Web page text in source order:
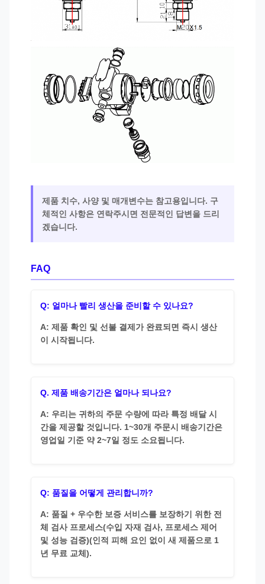
제품 치수, 사양 및 매개변수는 참고용입니다. 구
체적인 사항은 연락주시면 전문적인 답변을 드리
겠습니다.
FAQ
Q: 얼마나 빨리 생산을 준비할 수 있나요?
A: 제품 확인 및 선불 결제가 완료되면 즉시 생산
이 시작됩니다.
Q. 제품 배송기간은 얼마나 되나요?
A: 우리는 귀하의 주문 수량에 따라 특정 배달 시
간을 제공할 것입니다. 1~30개 주문시 배송기간은
영업일 기준 약 2~7일 정도 소요됩니다.
Q: 품질을 어떻게 관리합니까?
A: 품질 + 우수한 보증 서비스를 보장하기 위한 전
체 검사 프로세스(수입 자재 검사, 프로세스 제어
및 성능 검증)(인적 피해 요인 없이 새 제품으로 1
년 무료 교체).